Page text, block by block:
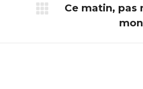
Article
Ce matin, pas